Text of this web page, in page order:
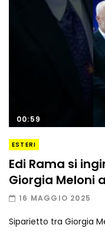
00:59
ESTERI
Edi Rama si
Giorgia Meloni
16 MAGGIO 2025
Siparietto tra Giorgia